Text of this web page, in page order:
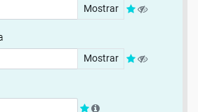
Mostrar
Mostrar